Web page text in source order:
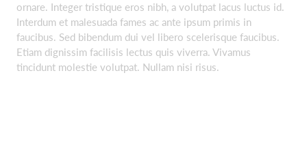
ornare. Integer tristique eros nibh, a volutpat lacus luctus id.
Interdum et malesuada fames ac ante ipsum primis in
faucibus. Sed bibendum dui vel libero scelerisque faucibus.
Etiam dignissim facilisis lectus quis viverra. Vivamus
tincidunt molestie volutpat. Nullam nisi risus.